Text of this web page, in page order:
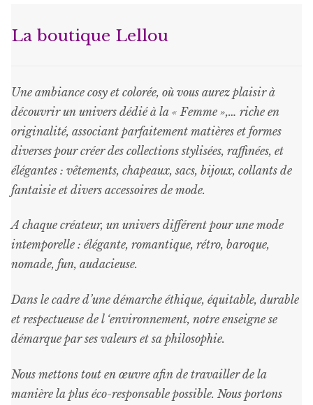
sur
page
produit
La boutique Lellou
Une ambiance cosy et colorée, où vous aurez plaisir à
découvrir un univers dédié à la « Femme »,… riche en
originalité, associant parfaitement matières et formes
diverses pour créer des collections stylisées, raffinées, et
élégantes : vêtements, chapeaux, sacs, bijoux, collants de
fantaisie et divers accessoires de mode.
A chaque créateur, un univers différent pour une mode
intemporelle : élégante, romantique, rétro, baroque,
nomade, fun, audacieuse.
Dans le cadre d’une démarche éthique, équitable, durable
et respectueuse de l ‘environnement, notre enseigne se
démarque par ses valeurs et sa philosophie.
Nous mettons tout en œuvre afin de travailler de la
manière la plus éco-responsable possible. Nous portons